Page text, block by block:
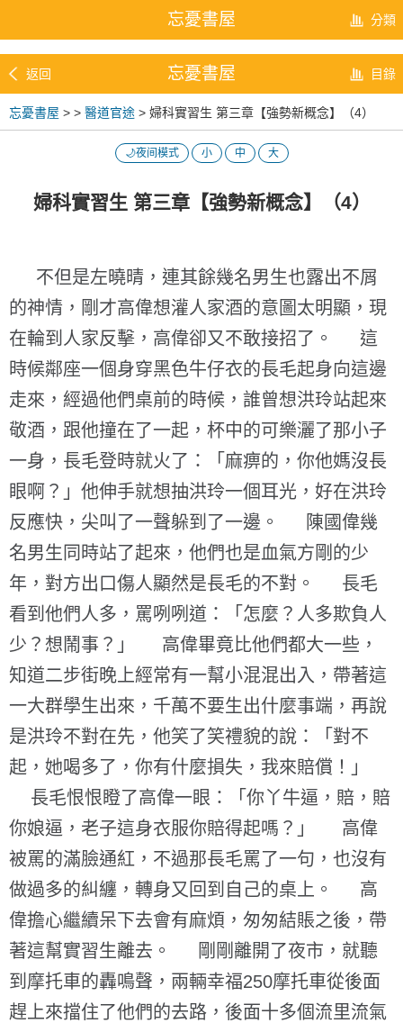
忘憂書屋 分類
返回 忘憂書屋 目錄
忘憂書屋 > > 醫道官途 > 婦科實習生 第三章【強勢新概念】（4）
🌙夜间模式 小 中 大
婦科實習生 第三章【強勢新概念】（4）
不但是左曉晴，連其餘幾名男生也露出不屑
的神情，剛才高偉想灌人家酒的意圖太明顯，現
在輪到人家反擊，高偉卻又不敢接招了。 這
時候鄰座一個身穿黑色牛仔衣的長毛起身向這邊
走來，經過他們桌前的時候，誰曾想洪玲站起來
敬酒，跟他撞在了一起，杯中的可樂灑了那小子
一身，長毛登時就火了：「麻痹的，你他媽沒長
眼啊？」他伸手就想抽洪玲一個耳光，好在洪玲
反應快，尖叫了一聲躲到了一邊。 陳國偉幾
名男生同時站了起來，他們也是血氣方剛的少
年，對方出口傷人顯然是長毛的不對。 長毛
看到他們人多，罵咧咧道：「怎麼？人多欺負人
少？想鬧事？」 高偉畢竟比他們都大一些，
知道二步街晚上經常有一幫小混混出入，帶著這
一大群學生出來，千萬不要生出什麼事端，再說
是洪玲不對在先，他笑了笑禮貌的說：「對不
起，她喝多了，你有什麼損失，我來賠償！」
長毛恨恨瞪了高偉一眼：「你丫牛逼，賠，賠
你娘逼，老子這身衣服你賠得起嗎？」 高偉
被罵的滿臉通紅，不過那長毛罵了一句，也沒有
做過多的糾纏，轉身又回到自己的桌上。 高
偉擔心繼續呆下去會有麻煩，匆匆結賬之後，帶
著這幫實習生離去。 剛剛離開了夜市，就聽
到摩托車的轟鳴聲，兩輛幸福250摩托車從後面
趕上來擋住了他們的去路，後面十多個流里流氣